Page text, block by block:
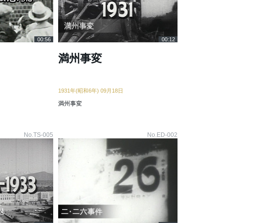
00:56 00:12
満州事変
1931年(昭和6年) 09月18日
満州事変
No.TS-005 No.ED-002